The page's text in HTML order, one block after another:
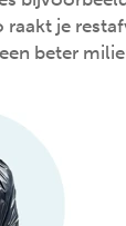
raakt je
beter